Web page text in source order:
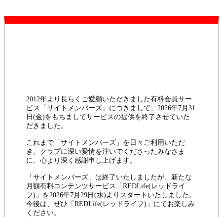
2012年より長らくご愛顧いただきました有料会員サー
ビス「サイトメンバーズ」につきまして、2026年7月31
日(金)をもちましてサービスの提供を終了させていた
だきました。
これまで「サイトメンバーズ」を日々ご利用いただ
き、クラブに深い愛情を注いでくださったみなさま
に、心より深く感謝申し上げます。
「サイトメンバーズ」は終了いたしましたが、新たな
月額有料コンテンツサービス「REDLife(レッドライ
フ)」を2026年7月29日(水)よりスタートいたしました。
今後は、ぜひ「REDLife(レッドライフ)」にてお楽しみ
ください。